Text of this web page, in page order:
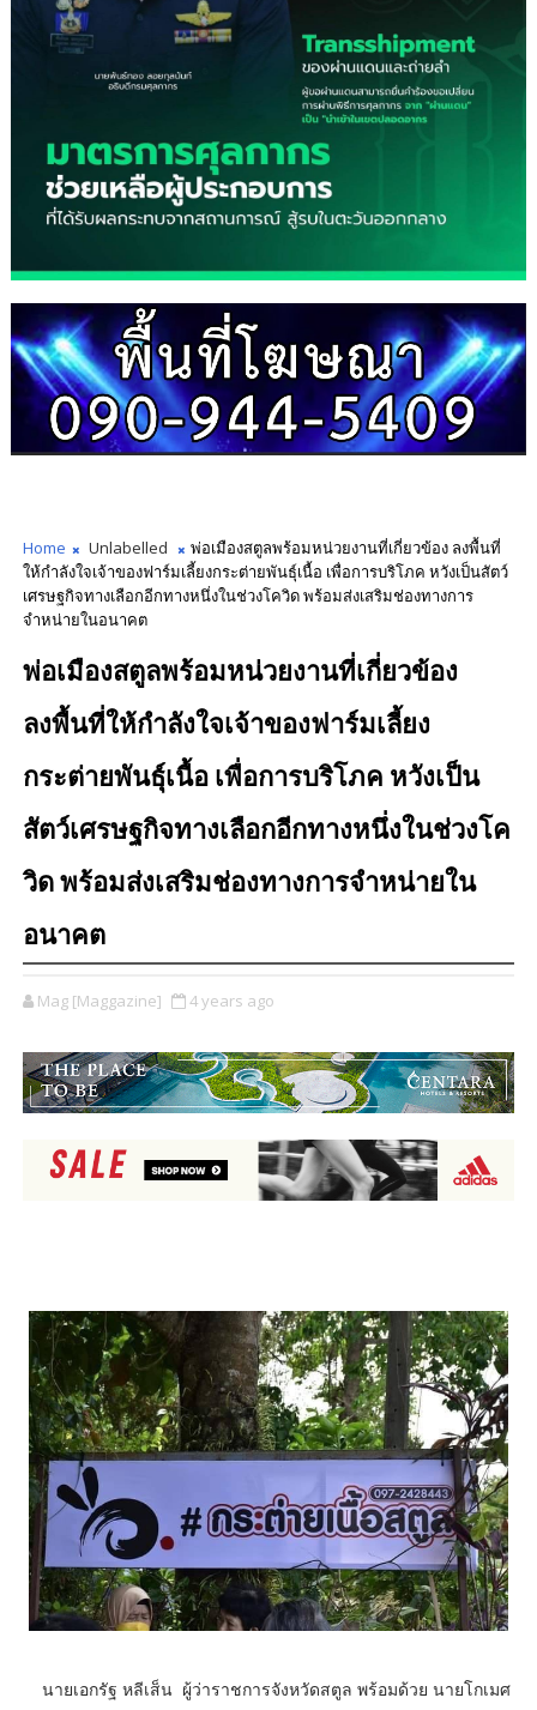
Home Unlabelled
พ่อเมืองสตูลพร้อมหน่วยงานที่เกี่ยวข้อง ลงพื้นที่
ให้กำลังใจเจ้าของฟาร์มเลี้ยงกระต่ายพันธุ์เนื้อ เพื่อการบริโภค หวังเป็นสัตว์
เศรษฐกิจทางเลือกอีกทางหนึ่งในช่วงโควิด พร้อมส่งเสริมช่องทางการ
จำหน่ายในอนาคต
พ่อเมืองสตูลพร้อมหน่วยงานที่เกี่ยวข้อง
ลงพื้นที่ให้กำลังใจเจ้าของฟาร์มเลี้ยง
กระต่ายพันธุ์เนื้อ เพื่อการบริโภค หวังเป็น
สัตว์เศรษฐกิจทางเลือกอีกทางหนึ่งในช่วงโค
วิด พร้อมส่งเสริมช่องทางการจำหน่ายใน
อนาคต
Mag [Maggazine] 4 years ago
นายเอกรัฐ หลีเส็น ผู้ว่าราชการจังหวัดสตูล พร้อมด้วย นายโกเมศ